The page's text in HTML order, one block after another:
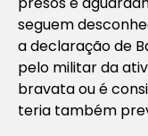
seguem
a declaração de
pelo militar da
bravata ou é
teria também